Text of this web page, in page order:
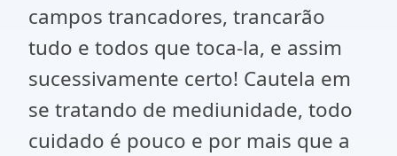
campos trancadores, trancarão
tudo e todos que toca-la, e assim
sucessivamente certo! Cautela em
se tratando de mediunidade, todo
cuidado é pouco e por mais que a